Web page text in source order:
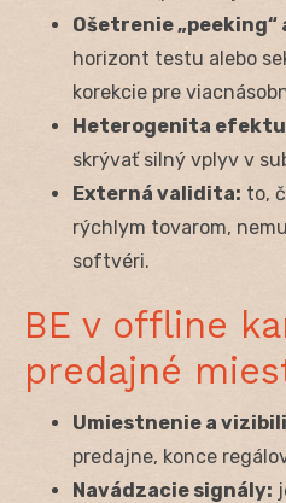
Ošetrenie „peeking“
horizont testu alebo
korekcie pre
Heterogenita
skrývať silný vplyv v
Externá validita: to,
rýchlym tovarom,
softvéri.
BE v offline
predajné
Umiestnenie a
predajne, konce
Navádzacie signály: